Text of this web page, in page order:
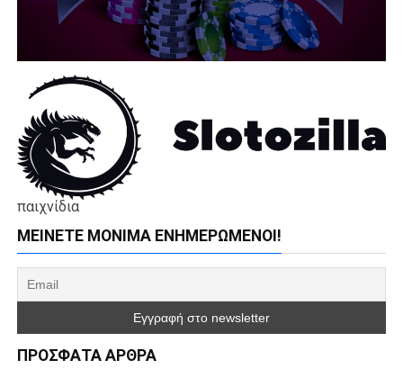
παιχνίδια
ΜΕΊΝΕΤΕ ΜΌΝΙΜΑ ΕΝΗΜΕΡΏΜΕΝΟΙ!
ΠΡΌΣΦΑΤΑ ΆΡΘΡΑ